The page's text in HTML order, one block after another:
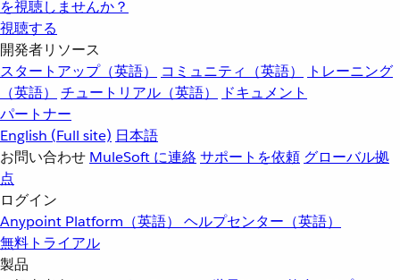
を視聴しませんか？
視聴する
開発者リソース
スタートアップ（英語）
コミュニティ（英語）
トレーニング
（英語）
チュートリアル（英語）
ドキュメント
パートナー
English (Full site) 日本語
お問い合わせ MuleSoft に連絡サポートを依頼 グローバル拠
点
ログイン
Anypoint Platform（英語） ヘルプセンター（英語）
無料トライアル
製品